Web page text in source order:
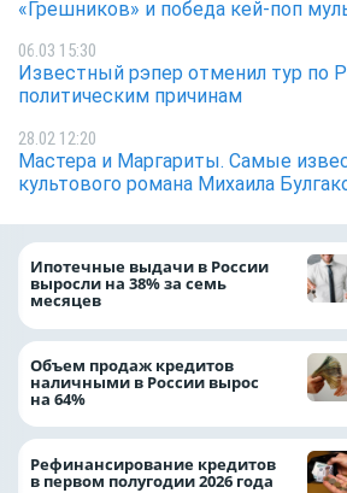
«Грешников» и победа кей-поп
06.03 15:30
Известный рэпер отменил тур по
политическим причинам
28.02 12:20
Мастера и Маргариты. Самые
культового романа Михаила
Ипотечные выдачи в России
выросли на 38% за семь
месяцев
Объем продаж кредитов
наличными в России вырос
на 64%
Рефинансирование кредитов
в первом полугодии 2026 года